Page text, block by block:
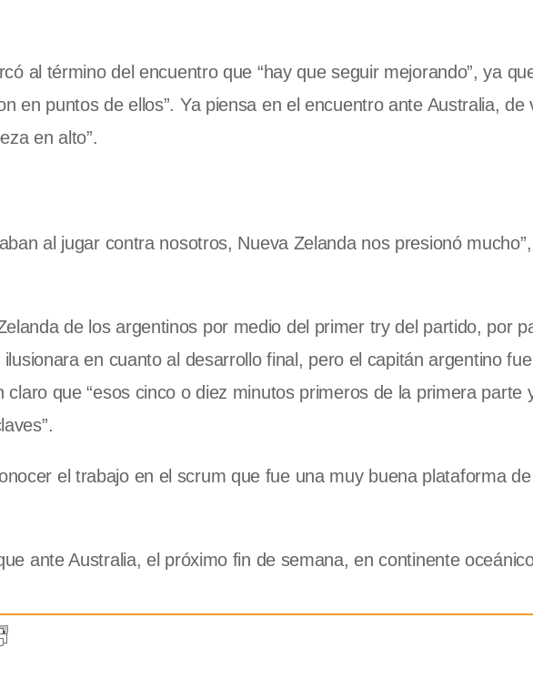
al término del encuentro que “hay que seguir mejorando”, ya
en puntos de ellos”. Ya piensa en el encuentro ante Australia, de
en alto”.
al jugar contra nosotros, Nueva Zelanda nos presionó
de los argentinos por medio del primer try del partido, por
en cuanto al desarrollo final, pero el capitán argentino
claro que “esos cinco o diez minutos primeros de la primera parte
el trabajo en el scrum que fue una muy buena plataforma de
ante Australia, el próximo fin de semana, en continente